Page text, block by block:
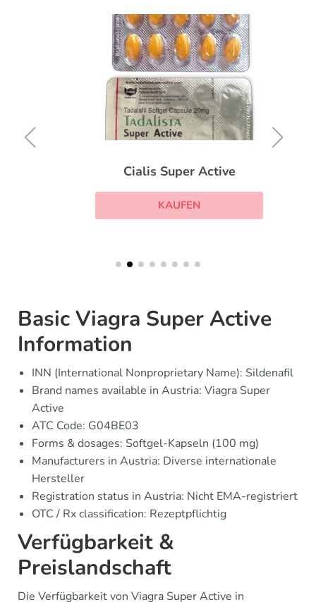
Cialis Super Active
KAUFEN
Basic Viagra Super Active
Information
INN (International Nonproprietary Name): Sildenafil
Brand names available in Austria: Viagra Super
Active
ATC Code: G04BE03
Forms & dosages: Softgel-Kapseln (100 mg)
Manufacturers in Austria: Diverse internationale
Hersteller
Registration status in Austria: Nicht EMA-registriert
OTC / Rx classification: Rezeptpflichtig
Verfügbarkeit &
Preislandschaft
Die Verfügbarkeit von Viagra Super Active in